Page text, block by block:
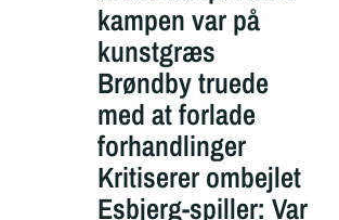
kampen var på
kunstgræs
Brøndby truede
med at forlade
forhandlinger
Kritiserer ombejlet
Esbjerg-spiller: Var